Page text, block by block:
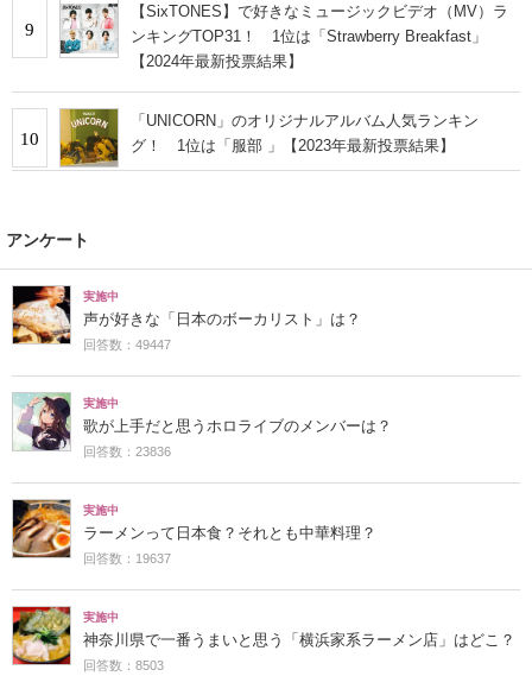
9
【SixTONES】で好きなミュージックビデオ（MV）ラ
ンキングTOP31！ 1位は「Strawberry Breakfast」
【2024年最新投票結果】
10
「UNICORN」のオリジナルアルバム人気ランキン
グ！ 1位は「服部 」【2023年最新投票結果】
アンケート
実施中
声が好きな「日本のボーカリスト」は？
回答数：49447
実施中
歌が上手だと思うホロライブのメンバーは？
回答数：23836
実施中
ラーメンって日本食？それとも中華料理？
回答数：19637
実施中
神奈川県で一番うまいと思う「横浜家系ラーメン店」はどこ？
回答数：8503